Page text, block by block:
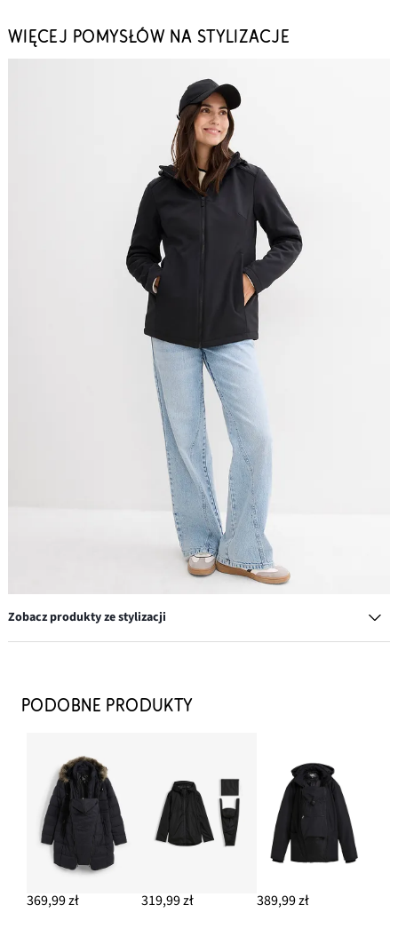
WIĘCEJ POMYSŁÓW NA STYLIZACJE
Zobacz produkty ze stylizacji
147,99 zł
54,99 zł
DODAJ DO KOSZYKA
T-shirt z dekoltem w łódkę
37,99 zł
PODOBNE PRODUKTY
369,99 zł 319,99 zł 389,99 zł